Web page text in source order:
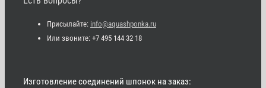
Присылайте: info@aquashponka.ru
Или звоните: +7 495 144 32 18
Изготовление соединений шпонок на заказ: